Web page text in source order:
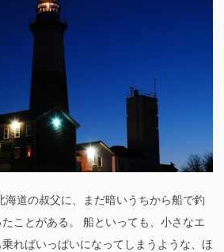
道の叔父に、まだ暗いうちから船で釣
ことがある。 船といっても、小さなエ
ればいっぱいになってしまうような、ほ